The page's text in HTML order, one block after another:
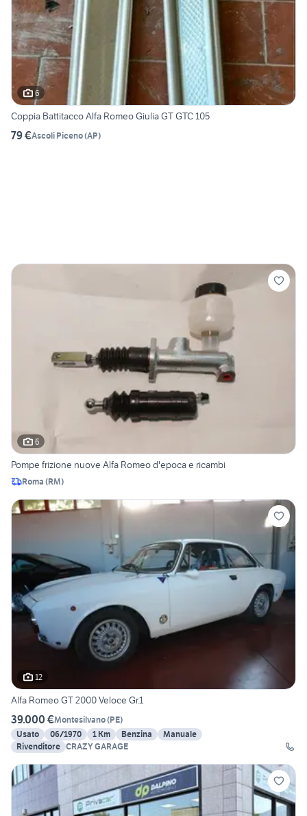
6
Coppia Battitacco Alfa Romeo Giulia GT GTC 105
79 €Ascoli Piceno(AP)
6
Pompe frizione nuove Alfa Romeo d'epoca e ricambi
Roma (RM)
12
Alfa Romeo GT 2000 Veloce Gr.1
39.000 €Montesilvano(PE)
Usato
06/1970 1 Km Benzina
Manuale
Rivenditore CRAZY GARAGE